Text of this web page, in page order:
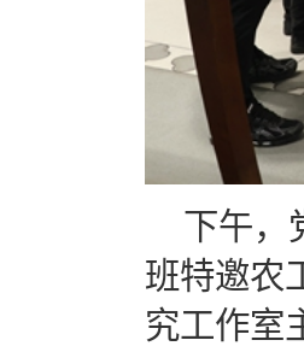
下午，
班特邀农
究工作室